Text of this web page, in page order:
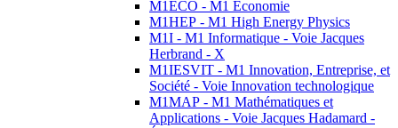
M1ECO - M1 Economie
M1HEP - M1 High Energy Physics
M1I - M1 Informatique - Voie Jacques
Herbrand - X
M1IESVIT - M1 Innovation, Entreprise, et
Société - Voie Innovation technologique
M1MAP - M1 Mathématiques et
Applications - Voie Jacques Hadamard -